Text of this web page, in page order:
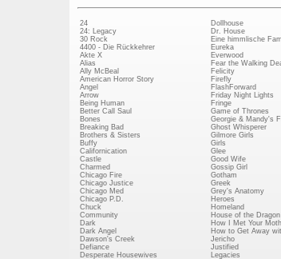
24
24: Legacy
30 Rock
4400 - Die Rückkehrer
Akte X
Alias
Ally McBeal
American Horror Story
Angel
Arrow
Being Human
Better Call Saul
Bones
Breaking Bad
Brothers & Sisters
Buffy
Californication
Castle
Charmed
Chicago Fire
Chicago Justice
Chicago Med
Chicago P.D.
Chuck
Community
Dark
Dark Angel
Dawson's Creek
Defiance
Desperate Housewives
Dollhouse
Dr. House
Eine himmlische
Eureka
Everwood
Fear the Walking
Felicity
Firefly
FlashForward
Friday Night Lights
Fringe
Game of Thrones
Georgie & Mandy's
Ghost Whisperer
Gilmore Girls
Girls
Glee
Good Wife
Gossip Girl
Gotham
Greek
Grey's Anatomy
Heroes
Homeland
House of the Dragon
How I Met Your
How to Get Away
Jericho
Justified
Legacies